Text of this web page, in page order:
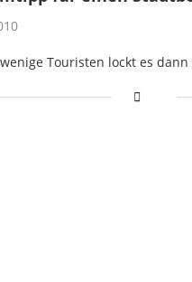
Touristen lockt es